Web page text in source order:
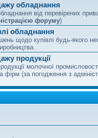
обладнання
від перевірених
форуму)
обладнання
щодо купівлі будь-якого
продукції
молочної
фірм (за погодження з